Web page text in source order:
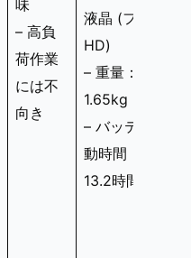
味
– 高負
荷作業
には不
向き
液晶 (フル
HD)
– 重量：約
1.65kg
– バッテリ駆
動時間：約
13.2時間